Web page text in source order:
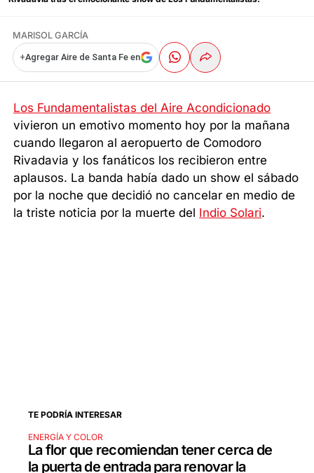
MARISOL GARCÍA
+Agregar Aire de Santa Fe en
Los Fundamentalistas del Aire Acondicionado
vivieron un emotivo momento hoy por la mañana
cuando llegaron al aeropuerto de Comodoro
Rivadavia y los fanáticos los recibieron entre
aplausos. La banda había dado un show el sábado
por la noche que decidió no cancelar en medio de
la triste noticia por la muerte del Indio Solari.
TE PODRÍA INTERESAR
ENERGÍA Y COLOR
La flor que recomiendan tener cerca de
la puerta de entrada para renovar la